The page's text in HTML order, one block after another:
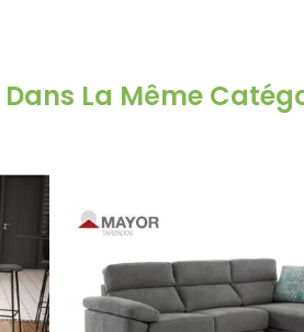
La Même